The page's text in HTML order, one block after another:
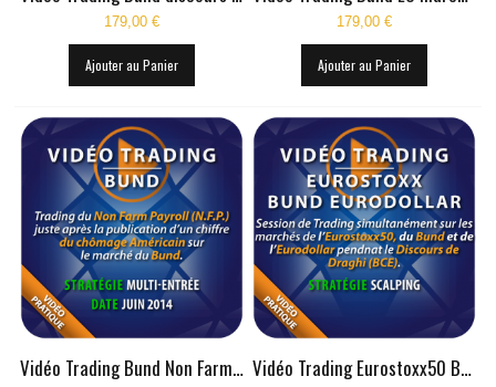
179,00 €
Ajouter au Panier
179,00 €
Ajouter au Panier
Vidéo Trading Bund Non Farm Payroll Juin 2014 Vidéo Trading Eurostoxx50 Bund Eurodollar discours Draghi BCE